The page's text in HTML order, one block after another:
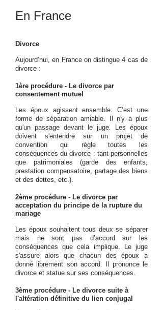
En France
Divorce
Aujourd’hui, en France on distingue 4 cas de
divorce :
1ère procédure - Le divorce par
consentement mutuel
Les époux agissent ensemble. C’est une
forme de séparation amiable. Il ­n'y a plus
qu'un passage devant le juge. Les époux
doivent s'entendre sur un projet de
convention qui règle toutes les
conséquences du divorce : tant personnelles
que patrimoniales (garde des enfants,
prestation compensatoire, partage des biens
et des dettes, etc.).
2ème procédure - Le divorce par
acceptation du principe de la rupture du
mariage
Les époux souhaitent tous deux se séparer
mais ne sont pas d’accord sur les
conséquences que cela implique. Le juge
s'assure alors que chacun des époux a
donné librement son accord. Il prononce le
divorce et statue sur ses conséquences.
3ème procédure - Le divorce suite à
l'altération définitive du lien conjugal